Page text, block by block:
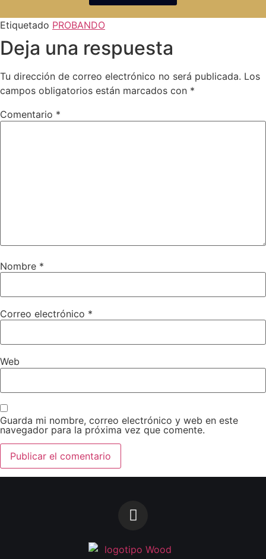
Etiquetado PROBANDO
Deja una respuesta
Tu dirección de correo electrónico no será publicada. Los
campos obligatorios están marcados con *
Comentario *
Nombre *
Correo electrónico *
Web
Guarda mi nombre, correo electrónico y web en este
navegador para la próxima vez que comente.